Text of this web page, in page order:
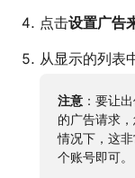
点击设置广告
从显示的列表
注意 ：要让
的广告请求
情况下，这
个账号即可。